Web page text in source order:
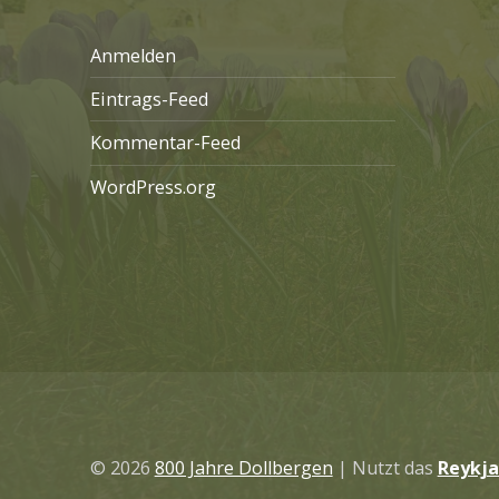
Anmelden
Eintrags-Feed
Kommentar-Feed
WordPress.org
© 2026 800 Jahre Dollbergen | Nutzt das